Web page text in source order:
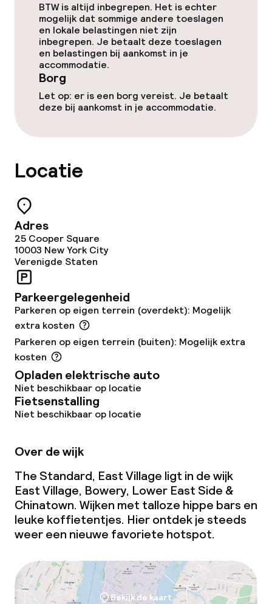
Eet- en drinkgelegenheden
Restaurant
Bar
Eet- en drinkdiensten
Faciliteiten en diensten voor kinderen
Schoonmaakvoorzieningen
Wasservice
Zakelijke faciliteiten
Conferentieruimte
Vergaderruimte
Beleid
Borg bij aankomst
Kleine huisdieren toegestaan (minder
dan de 5 kg)
BTW is altijd inbegrepen. Het is echter
mogelijk dat sommige andere toeslagen
en lokale belastingen niet zijn
inbegrepen. Je betaalt deze toeslagen
en belastingen bij aankomst in je
accommodatie.
Borg
Let op: er is een borg vereist. Je betaalt
deze bij aankomst in je accommodatie.
Locatie
Adres
25 Cooper Square
10003 New York City
Verenigde Staten
Parkeergelegenheid
Parkeren op eigen terrein (overdekt): Mogelijk
extra kosten
Parkeren op eigen terrein (buiten): Mogelijk extra
kosten
Opladen elektrische auto
Niet beschikbaar op locatie
Fietsenstalling
Niet beschikbaar op locatie
Over de wijk
The Standard, East Village ligt in de wijk
East Village, Bowery, Lower East Side &
Chinatown. Wijken met talloze hippe bars en
leuke koffietentjes. Hier ontdek je steeds
weer een nieuwe favoriete hotspot.
Bekijk de kaart